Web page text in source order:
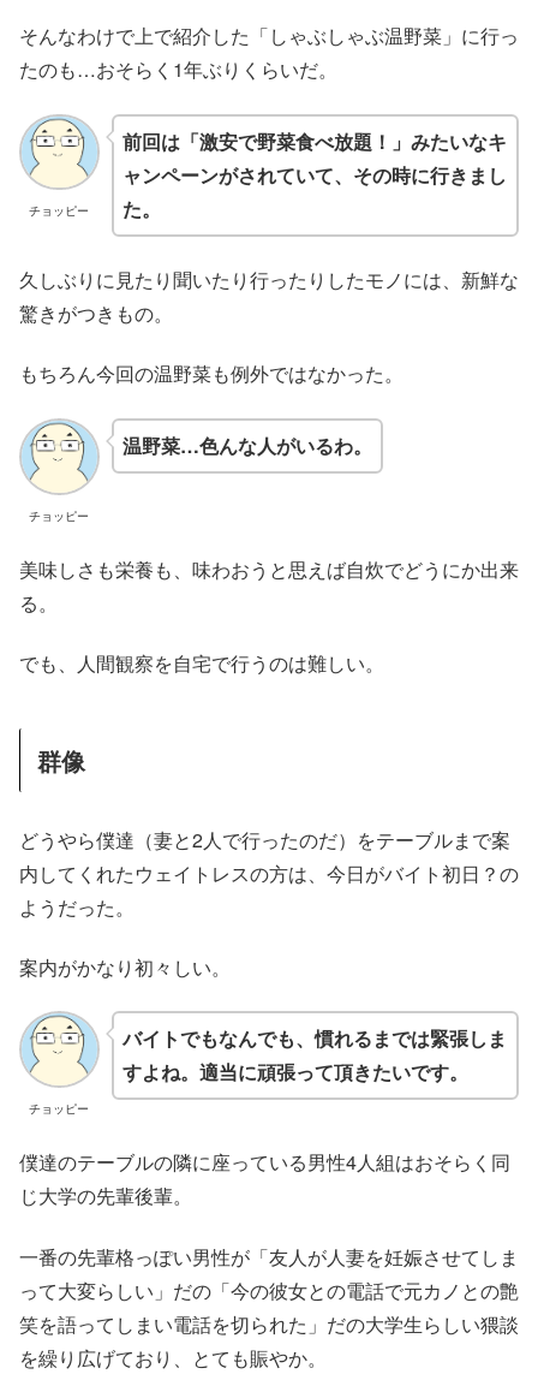
そんなわけで上で紹介した「しゃぶしゃぶ温野菜」に行っ
たのも…おそらく1年ぶりくらいだ。
チョッピー
前回は「激安で野菜食べ放題！」みたいなキ
ャンペーンがされていて、その時に行きまし
た。
久しぶりに見たり聞いたり行ったりしたモノには、新鮮な
驚きがつきもの。
もちろん今回の温野菜も例外ではなかった。
チョッピー
温野菜…色んな人がいるわ。
美味しさも栄養も、味わおうと思えば自炊でどうにか出来
る。
でも、人間観察を自宅で行うのは難しい。
群像
どうやら僕達（妻と2人で行ったのだ）をテーブルまで案
内してくれたウェイトレスの方は、今日がバイト初日？の
ようだった。
案内がかなり初々しい。
チョッピー
バイトでもなんでも、慣れるまでは緊張しま
すよね。適当に頑張って頂きたいです。
僕達のテーブルの隣に座っている男性4人組はおそらく同
じ大学の先輩後輩。
一番の先輩格っぽい男性が「友人が人妻を妊娠させてしま
って大変らしい」だの「今の彼女との電話で元カノとの艶
笑を語ってしまい電話を切られた」だの大学生らしい猥談
を繰り広げており、とても賑やか。